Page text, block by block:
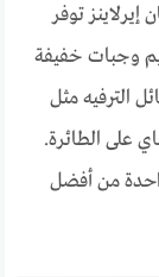
توفر
وجبات خفيفة
الترفيه مثل
على الطائرة.
من أفضل